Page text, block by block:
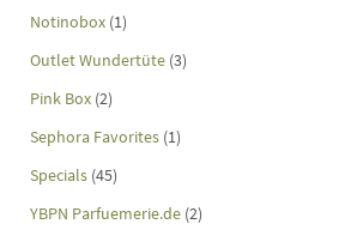
Notinobox (1)
Outlet Wundertüte (3)
Pink Box (2)
Sephora Favorites (1)
Specials (45)
YBPN Parfuemerie.de (2)